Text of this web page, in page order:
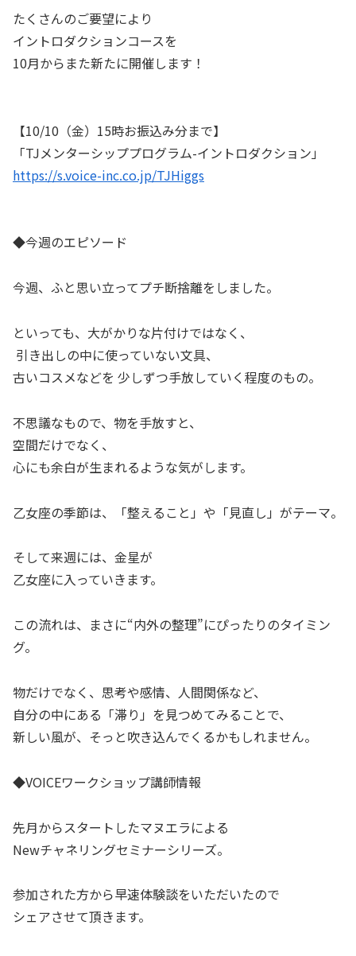
たくさんのご要望により
イントロダクションコースを
10月からまた新たに開催します！
【10/10（金）15時お振込み分まで】
「TJメンターシッププログラム-イントロダクション」
https://s.voice-inc.co.jp/TJHiggs
◆今週のエピソード
今週、ふと思い立ってプチ断捨離をしました。
といっても、大がかりな片付けではなく、
引き出しの中に使っていない文具、
古いコスメなどを 少しずつ手放していく程度のもの。
不思議なもので、物を手放すと、
空間だけでなく、
心にも余白が生まれるような気がします。
乙女座の季節は、「整えること」や「見直し」がテーマ。
そして来週には、金星が
乙女座に入っていきます。
この流れは、まさに“内外の整理”にぴったりのタイミン
グ。
物だけでなく、思考や感情、人間関係など、
自分の中にある「滞り」を見つめてみることで、
新しい風が、そっと吹き込んでくるかもしれません。
◆VOICEワークショップ講師情報
先月からスタートしたマヌエラによる
Newチャネリングセミナーシリーズ。
参加された方から早速体験談をいただいたので
シェアさせて頂きます。